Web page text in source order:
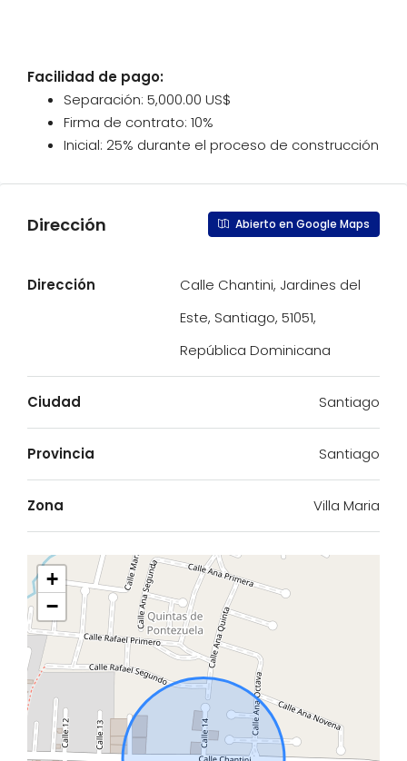
Facilidad de pago:
Separación: 5,000.00 US$
Firma de contrato: 10%
Inicial: 25% durante el proceso de construcción
Dirección Abierto en Google Maps
Dirección
Calle Chantini, Jardines del
Este, Santiago, 51051,
República Dominicana
Ciudad Santiago
Provincia Santiago
Zona Villa Maria
+
−